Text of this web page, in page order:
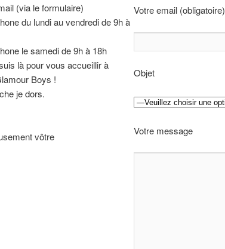
(via le formulaire)
du lundi au vendredi de 9h à
le samedi de 9h à 18h
là pour vous accueillir à
Boys !
je dors.
vôtre
Votre email (obligatoire)
Objet
Votre message